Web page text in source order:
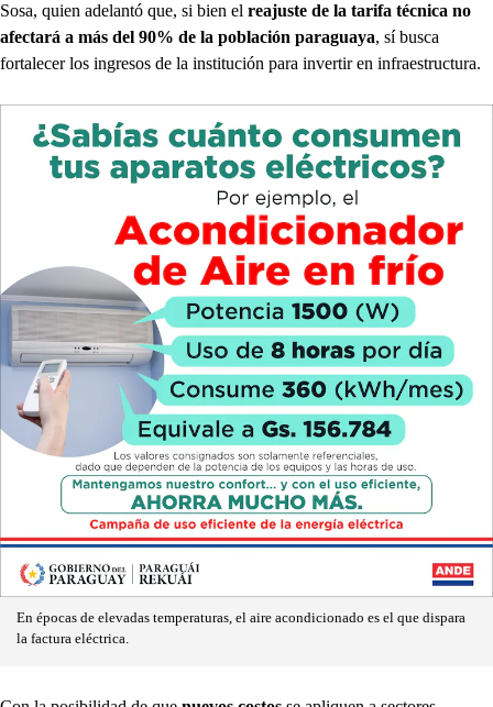
Sosa, quien adelantó que, si bien el reajuste de la tarifa técnica no
afectará a más del 90% de la población paraguaya, sí busca
fortalecer los ingresos de la institución para invertir en infraestructura.
En épocas de elevadas temperaturas, el aire acondicionado es el que dispara
la factura eléctrica.